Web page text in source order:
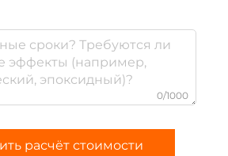
0/1000
расчёт стоимости